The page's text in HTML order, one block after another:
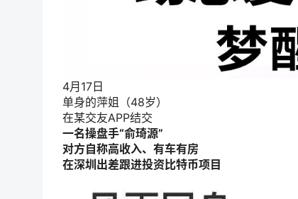
4月17日
单身的萍姐（48岁）
在某交友APP结交
一名操盘手“俞琦源”
对方自称高收入、有车有房
在深圳出差跟进投资比特币项目